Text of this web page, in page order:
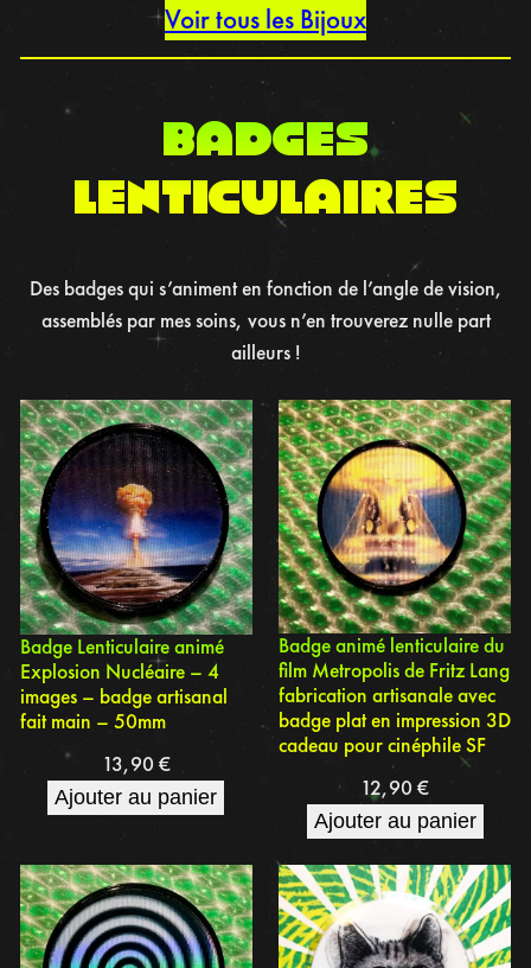
Voir tous les Bijoux
BADGES
LENTICULAIRES
Des badges qui s’animent en fonction de l’angle de vision,
assemblés par mes soins, vous n’en trouverez nulle part
ailleurs !
Badge Lenticulaire animé
Explosion Nucléaire – 4
images – badge artisanal
fait main – 50mm
13,90 €
Ajouter au panier
Badge animé lenticulaire du
film Metropolis de Fritz Lang
fabrication artisanale avec
badge plat en impression 3D
cadeau pour cinéphile SF
12,90€
Ajouter au panier